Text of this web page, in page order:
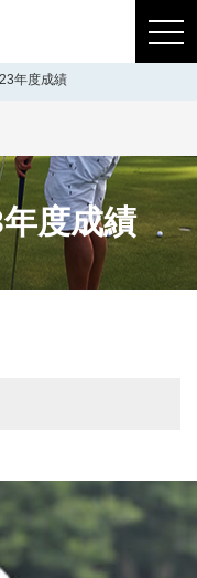
年度成績
度成績